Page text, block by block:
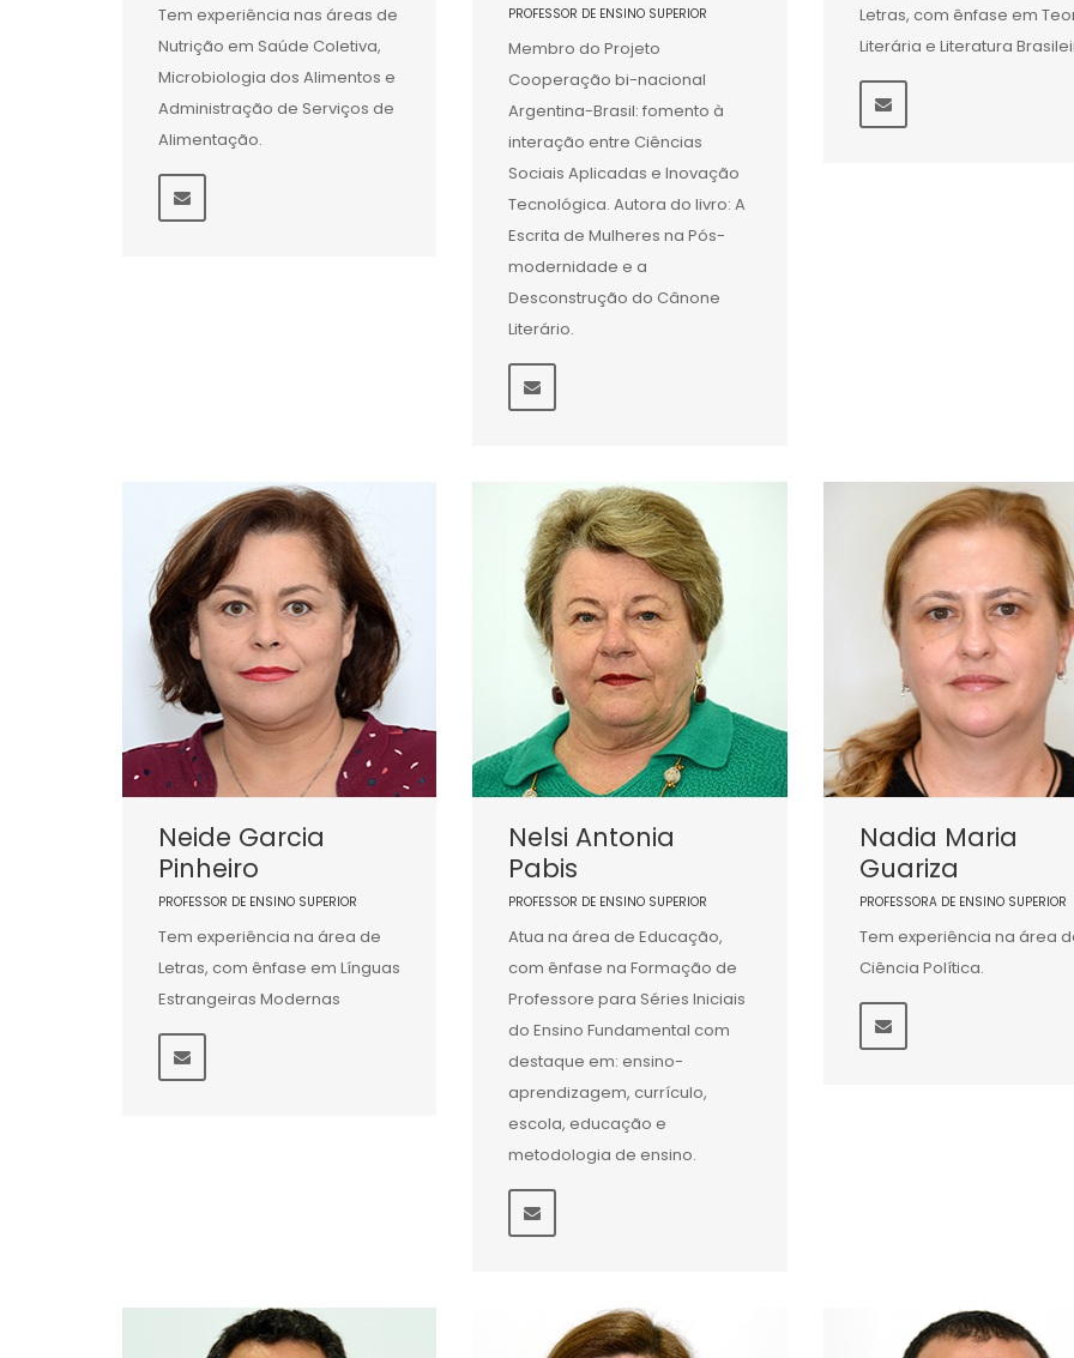
Tem experiência nas áreas de
Nutrição em Saúde Coletiva,
Microbiologia dos Alimentos e
Administração de Serviços de
Alimentação.
PROFESSOR DE ENSINO SUPERIOR
Membro do Projeto
Cooperação bi-nacional
Argentina-Brasil: fomento à
interação entre Ciências
Sociais Aplicadas e Inovação
Tecnológica. Autora do livro: A
Escrita de Mulheres na Pós-
modernidade e a
Desconstrução do Cânone
Literário.
Letras, com ênfase em
Literária e Literatura
Neide Garcia
Pinheiro
PROFESSOR DE ENSINO SUPERIOR
Tem experiência na área de
Letras, com ênfase em Línguas
Estrangeiras Modernas
Nelsi Antonia
Pabis
PROFESSOR DE ENSINO SUPERIOR
Atua na área de Educação,
com ênfase na Formação de
Professore para Séries Iniciais
do Ensino Fundamental com
destaque em: ensino-
aprendizagem, currículo,
escola, educação e
metodologia de ensino.
Nadia Maria
Guariza
PROFESSORA DE ENSINO SUPERIOR
Tem experiência na área
Ciência Política.